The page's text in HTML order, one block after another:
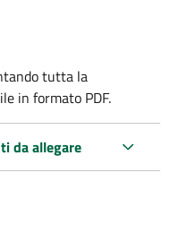
tutta la
in formato PDF.
da allegare